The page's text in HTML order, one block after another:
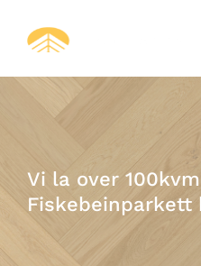
Vi la over
Fiskebeinparkett